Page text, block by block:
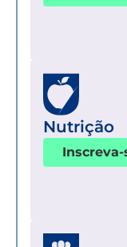
Nutrição
Inscreva-